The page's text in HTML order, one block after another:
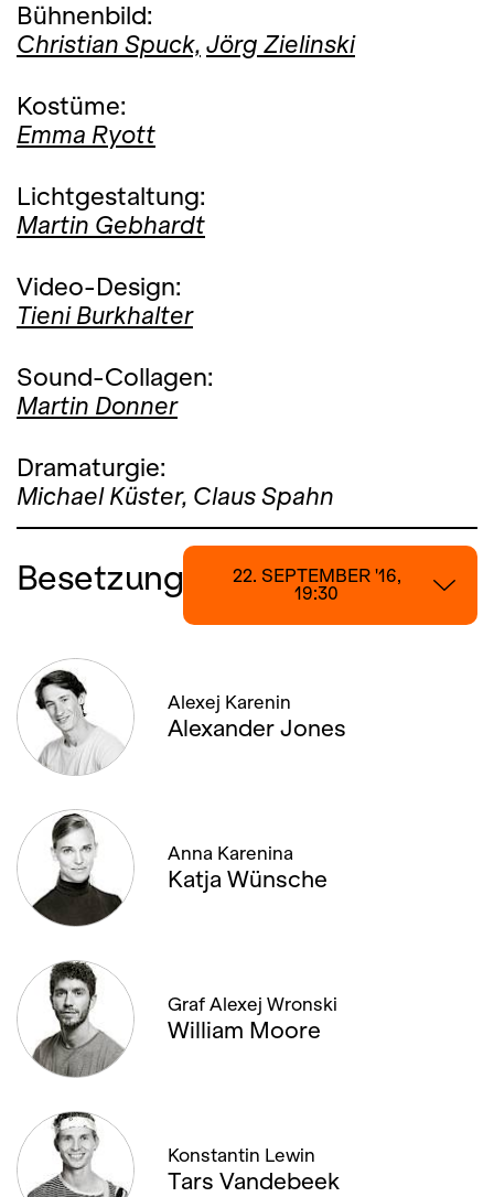
Bühnenbild:
Christian Spuck, Jörg Zielinski
Kostüme:
Emma Ryott
Lichtgestaltung:
Martin Gebhardt
Video-Design:
Tieni Burkhalter
Sound-Collagen:
Martin Donner
Dramaturgie:
Michael Küster, Claus Spahn
Besetzung
22. SEPTEMBER '16,
19:30
30. SEPTEMBER '16, 19:00
20. JANUAR '17, 20:00
25. FEBRUAR '17, 19:00
28. JUNI '17, 19:00
Alexej Karenin
Alexander Jones
Anna Karenina
Katja Wünsche
Graf Alexej Wronski
William Moore
Konstantin Lewin
Tars Vandebeek